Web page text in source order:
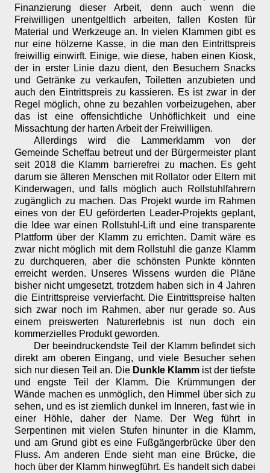
Finanzierung dieser Arbeit, denn auch wenn die
Freiwilligen unentgeltlich arbeiten, fallen Kosten für
Material und Werkzeuge an. In vielen Klammen gibt es
nur eine hölzerne Kasse, in die man den Eintrittspreis
freiwillig einwirft. Einige, wie diese, haben einen Kiosk,
der in erster Linie dazu dient, den Besuchern Snacks
und Getränke zu verkaufen, Toiletten anzubieten und
auch den Eintrittspreis zu kassieren. Es ist zwar in der
Regel möglich, ohne zu bezahlen vorbeizugehen, aber
das ist eine offensichtliche Unhöflichkeit und eine
Missachtung der harten Arbeit der Freiwilligen.
Allerdings wird die Lammerklamm von der
Gemeinde Scheffau betreut und der Bürgermeister plant
seit 2018 die Klamm barrierefrei zu machen. Es geht
darum sie älteren Menschen mit Rollator oder Eltern mit
Kinderwagen, und falls möglich auch Rollstuhlfahrern
zugänglich zu machen. Das Projekt wurde im Rahmen
eines von der EU geförderten Leader-Projekts geplant,
die Idee war einen Rollstuhl-Lift und eine transparente
Plattform über der Klamm zu errichten. Damit wäre es
zwar nicht möglich mit dem Rollstuhl die ganze Klamm
zu durchqueren, aber die schönsten Punkte könnten
erreicht werden. Unseres Wissens wurden die Pläne
bisher nicht umgesetzt, trotzdem haben sich in 4 Jahren
die Eintrittspreise vervierfacht. Die Eintrittspreise halten
sich zwar noch im Rahmen, aber nur gerade so. Aus
einem preiswerten Naturerlebnis ist nun doch ein
kommerzielles Produkt geworden.
Der beeindruckendste Teil der Klamm befindet sich
direkt am oberen Eingang, und viele Besucher sehen
sich nur diesen Teil an. Die Dunkle Klamm ist der tiefste
und engste Teil der Klamm. Die Krümmungen der
Wände machen es unmöglich, den Himmel über sich zu
sehen, und es ist ziemlich dunkel im Inneren, fast wie in
einer Höhle, daher der Name. Der Weg führt in
Serpentinen mit vielen Stufen hinunter in die Klamm,
und am Grund gibt es eine Fußgängerbrücke über den
Fluss. Am anderen Ende sieht man eine Brücke, die
hoch über der Klamm hinwegführt. Es handelt sich dabei